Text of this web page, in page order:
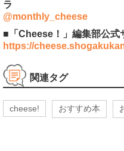
ラ
@monthly_cheese
■「Cheese！」編集部公式
https://
関連タグ
cheese! おすすめ本